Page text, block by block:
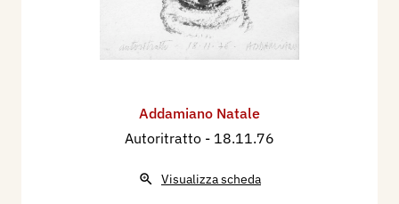
Addamiano Natale
Autoritratto - 18.11.76
Visualizza scheda